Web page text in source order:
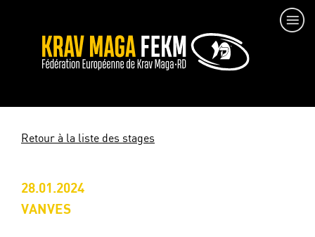
Retour à la liste des stages
28.01.2024
VANVES